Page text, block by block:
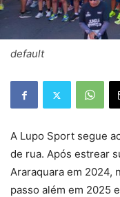
default
A Lupo Sport segue
de rua. Após estrear
Araraquara em 2024,
passo além em 2025